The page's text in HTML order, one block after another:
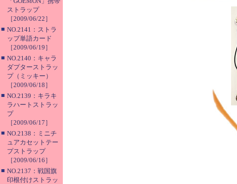
ストラップ
［2009/06/22］
■ NO.2141：ストラ
ップ単語カード
［2009/06/19］
■ NO.2140：キャラ
ダプターストラッ
プ（ミッキー）
［2009/06/18］
■ NO.2139：キラキ
ラハートストラッ
プ
［2009/06/17］
■ NO.2138：ミニチ
ュアカセットテー
プストラップ
［2009/06/16］
■ NO.2137：戦国旗
印根付けストラッ